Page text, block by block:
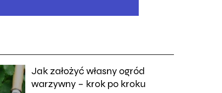
Jak założyć własny ogród
warzywny – krok po kroku